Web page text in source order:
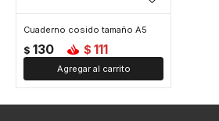
Cuaderno cosido tamaño A5
$ 130 $ 111